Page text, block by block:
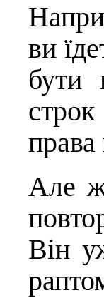
ви
бути
Але ж
Він